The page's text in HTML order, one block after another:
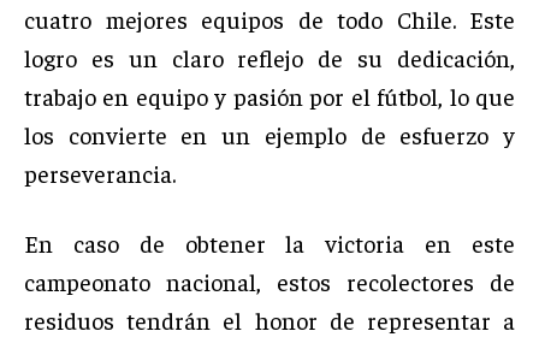
cuatro mejores equipos de todo Chile. Este
logro es un claro reflejo de su dedicación,
trabajo en equipo y pasión por el fútbol, lo que
los convierte en un ejemplo de esfuerzo y
perseverancia.
En caso de obtener la victoria en este
campeonato nacional, estos recolectores de
residuos tendrán el honor de representar a